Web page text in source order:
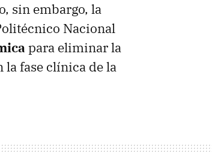
sin embargo, la
Nacional
para eliminar la
la fase clínica de la